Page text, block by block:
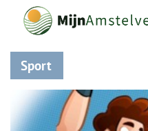
Sport